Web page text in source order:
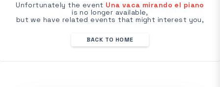
Unfortunately the event Una vaca mirando el piano
is no longer available,
but we have related events that might interest you,
BACK TO HOME